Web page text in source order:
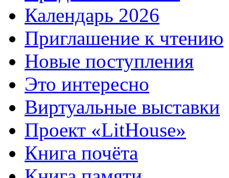
Календарь 2026
Приглашение к чтению
Новые поступления
Это интересно
Виртуальные выставки
Проект «LitHouse»
Книга почёта